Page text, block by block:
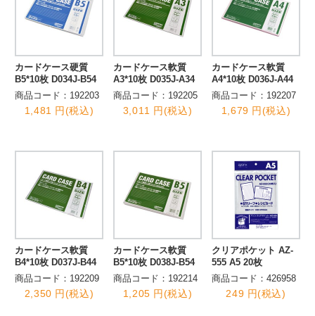
カードケース硬質
B5*10枚 D034J-B54
商品コード：192203
1,481 円(税込)
カードケース軟質
A3*10枚 D035J-A34
商品コード：192205
3,011 円(税込)
カードケース軟質
A4*10枚 D036J-A44
商品コード：192207
1,679 円(税込)
カードケース軟質
B4*10枚 D037J-B44
商品コード：192209
2,350 円(税込)
カードケース軟質
B5*10枚 D038J-B54
商品コード：192214
1,205 円(税込)
クリアポケット AZ-
555 A5 20枚
商品コード：426958
249 円(税込)